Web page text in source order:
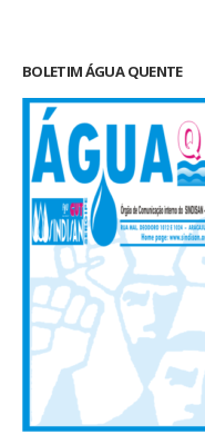
BOLETIM ÁGUA QUENTE